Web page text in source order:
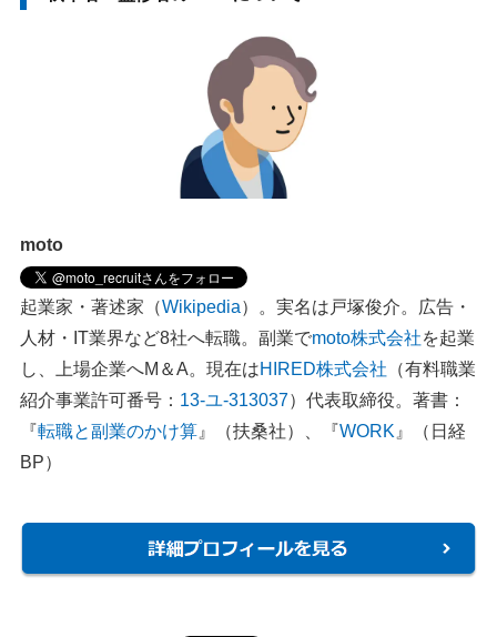
moto
起業家・著述家（Wikipedia）。実名は戸塚俊介。広告・
人材・IT業界など8社へ転職。副業でmoto株式会社を起業
し、上場企業へM＆A。現在はHIRED株式会社 （有料職業
紹介事業許可番号： 13-ユ-313037）代表取締役。著書：
『転職と副業のかけ算』（扶桑社）、『WORK』（日経
BP）